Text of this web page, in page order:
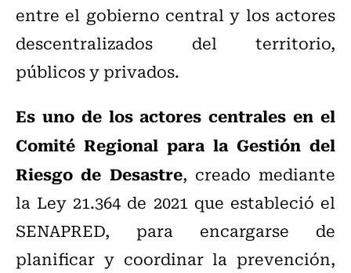
entre el gobierno central y los actores
descentralizados del territorio,
públicos y privados.
Es uno de los actores centrales en el
Comité Regional para la Gestión del
Riesgo de Desastre, creado mediante
la Ley 21.364 de 2021 que estableció el
SENAPRED, para encargarse de
planificar y coordinar la prevención,